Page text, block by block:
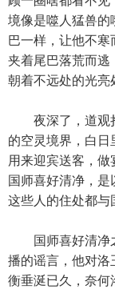
境像是噬人猛兽的
巴一样，让他不
夹着尾巴落荒而逃
朝着不远处的光亮
夜深了，道观挣
的空灵境界，白日
用来迎宾送客，
国师喜好清净，是
这些人的住处都与
国师喜好清净之
播的谣言，他对洛
衡垂涎已久，奈何